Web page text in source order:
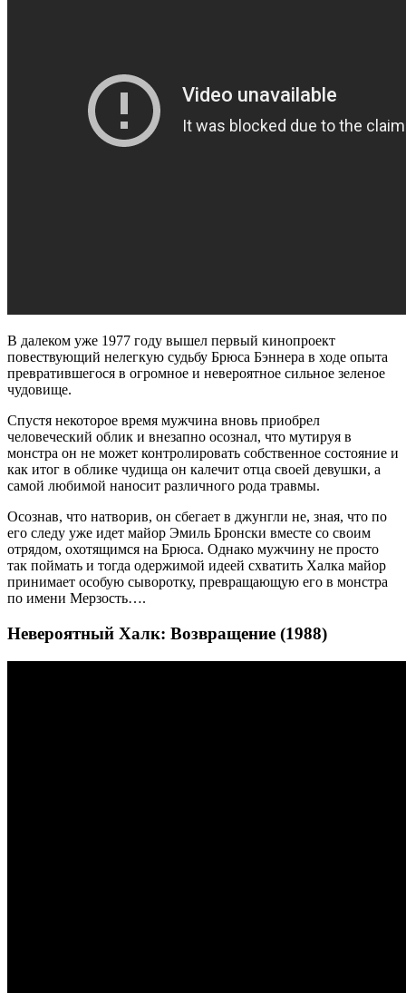
В далеком уже 1977 году вышел первый кинопроект
повествующий нелегкую судьбу Брюса Бэннера в ходе опыта
превратившегося в огромное и невероятное сильное зеленое
чудовище.
Спустя некоторое время мужчина вновь приобрел
человеческий облик и внезапно осознал, что мутируя в
монстра он не может контролировать собственное состояние и
как итог в облике чудища он калечит отца своей девушки, а
самой любимой наносит различного рода травмы.
Осознав, что натворив, он сбегает в джунгли не, зная, что по
его следу уже идет майор Эмиль Бронски вместе со своим
отрядом, охотящимся на Брюса. Однако мужчину не просто
так поймать и тогда одержимой идеей схватить Халка майор
принимает особую сыворотку, превращающую его в монстра
по имени Мерзость….
Невероятный Халк: Возвращение (1988)